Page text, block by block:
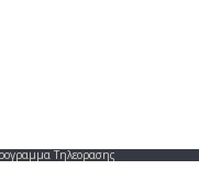
Τηλεορασης